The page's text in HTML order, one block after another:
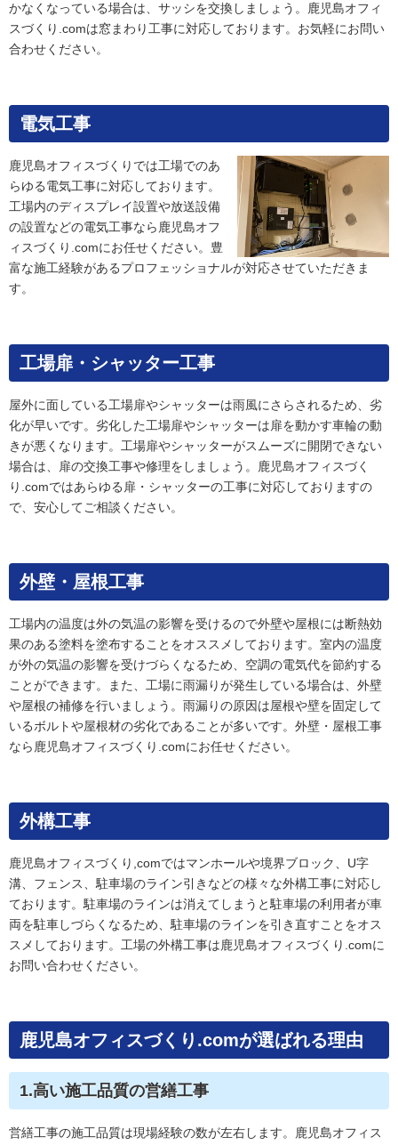
かなくなっている場合は、サッシを交換しましょう。鹿児島オフィ
スづくり.comは窓まわり工事に対応しております。お気軽にお問い
合わせください。
電気工事
鹿児島オフィスづくりでは工場でのあ
らゆる電気工事に対応しております。
工場内のディスプレイ設置や放送設備
の設置などの電気工事なら鹿児島オフ
ィスづくり.comにお任せください。豊
富な施工経験があるプロフェッショナルが対応させていただきま
す。
工場扉・シャッター工事
屋外に面している工場扉やシャッターは雨風にさらされるため、劣
化が早いです。劣化した工場扉やシャッターは扉を動かす車輪の動
きが悪くなります。工場扉やシャッターがスムーズに開閉できない
場合は、扉の交換工事や修理をしましょう。鹿児島オフィスづく
り.comではあらゆる扉・シャッターの工事に対応しておりますの
で、安心してご相談ください。
外壁・屋根工事
工場内の温度は外の気温の影響を受けるので外壁や屋根には断熱効
果のある塗料を塗布することをオススメしております。室内の温度
が外の気温の影響を受けづらくなるため、空調の電気代を節約する
ことができます。また、工場に雨漏りが発生している場合は、外壁
や屋根の補修を行いましょう。雨漏りの原因は屋根や壁を固定して
いるボルトや屋根材の劣化であることが多いです。外壁・屋根工事
なら鹿児島オフィスづくり.comにお任せください。
外構工事
鹿児島オフィスづくり,comではマンホールや境界ブロック、U字
溝、フェンス、駐車場のライン引きなどの様々な外構工事に対応し
ております。駐車場のラインは消えてしまうと駐車場の利用者が車
両を駐車しづらくなるため、駐車場のラインを引き直すことをオス
スメしております。工場の外構工事は鹿児島オフィスづくり.comに
お問い合わせください。
鹿児島オフィスづくり.comが選ばれる理由
1.高い施工品質の営繕工事
営繕工事の施工品質は現場経験の数が左右します。鹿児島オフィス